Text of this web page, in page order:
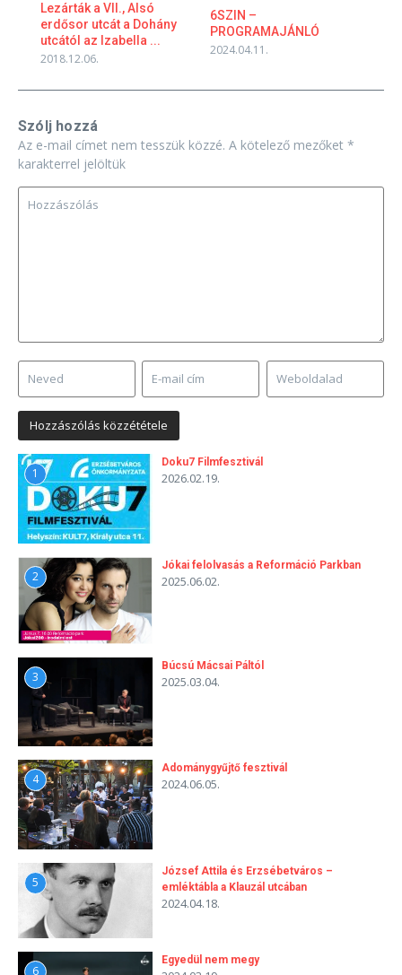
Lezárták a VII., Alsó
erdősor utcát a Dohány
utcától az Izabella ...
2018.12.06.
6SZIN –
PROGRAMAJÁNLÓ
2024.04.11.
Szólj hozzá
Az e-mail címet nem tesszük közzé. A kötelező mezőket *
karakterrel jelöltük
1
Doku7 Filmfesztivál
2026.02.19.
2
Jókai felolvasás a Reformáció Parkban
2025.06.02.
3
Búcsú Mácsai Páltól
2025.03.04.
4
Adománygyűjtő fesztivál
2024.06.05.
5
József Attila és Erzsébetváros –
emléktábla a Klauzál utcában
2024.04.18.
6
Egyedül nem megy